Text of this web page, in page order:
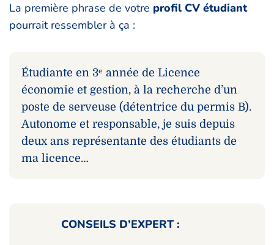
La première phrase de votre profil CV étudiant
pourrait ressembler à ça :
Étudiante en 3ᵉ année de Licence
économie et gestion, à la recherche d’un
poste de serveuse (détentrice du permis B).
Autonome et responsable, je suis depuis
deux ans représentante des étudiants de
ma licence…
CONSEILS D’EXPERT :